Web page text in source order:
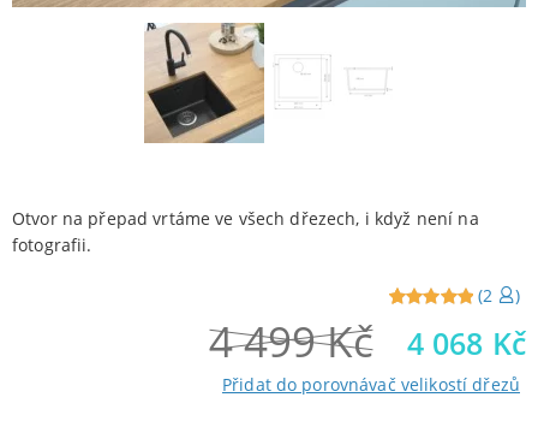
Otvor na přepad vrtáme ve všech dřezech, i když není na
fotografii.
out of
5 from
(2 )
4 499Kč 4 068 Kč
Přidat do porovnávač velikostí dřezů